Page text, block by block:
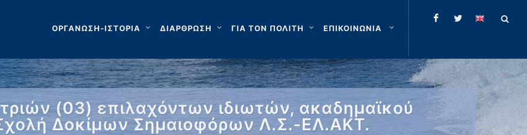
ΟΡΓΑΝΩΣΗ-ΙΣΤΟΡΙΑ ΔΙΑΡΘΡΩΣΗ ΓΙΑ ΤΟΝ ΠΟΛΙΤΗ ΕΠΙΚΟΙΝΩΝΙΑ
(03) επιλαχόντων ιδιωτών, ακαδημαϊκού
Δοκίμων Σημαιοφόρων Λ.Σ.-ΕΛ.ΑΚΤ.